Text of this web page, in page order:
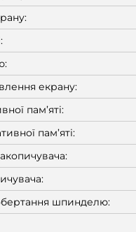
екрану:
пам’яті:
пам’яті:
шпинделю: